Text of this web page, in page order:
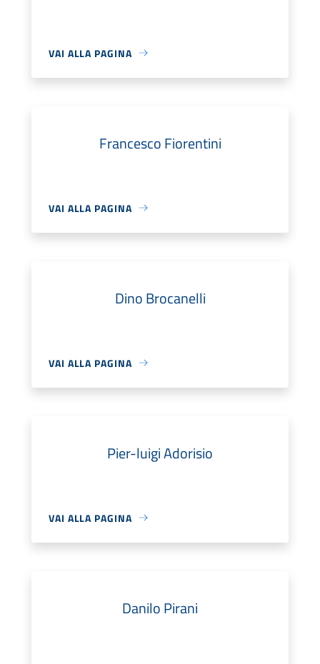
VAI ALLA PAGINA
Francesco Fiorentini
VAI ALLA PAGINA
Dino Brocanelli
VAI ALLA PAGINA
Pier-luigi Adorisio
VAI ALLA PAGINA
Danilo Pirani